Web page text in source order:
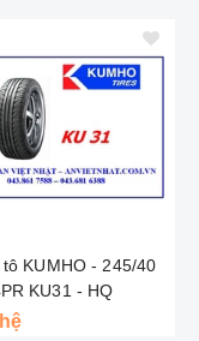
KUMHO - 245/40
KU31 - HQ